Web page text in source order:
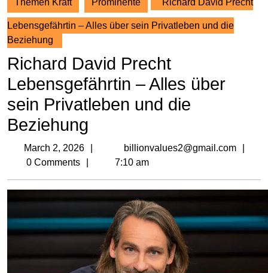
Themen Kraft Prominente Richard David Precht
Lebensgefährtin – Alles über sein Privatleben und die
Beziehung
Richard David Precht
Lebensgefährtin – Alles über
sein Privatleben und die
Beziehung
March 2, 2026
Marchbillionvalues2@gmail.com
0 Comments
7:10 am